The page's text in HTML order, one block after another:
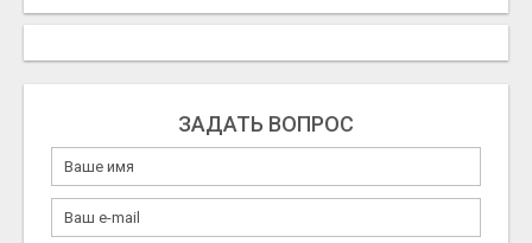
ЗАДАТЬ ВОПРОС